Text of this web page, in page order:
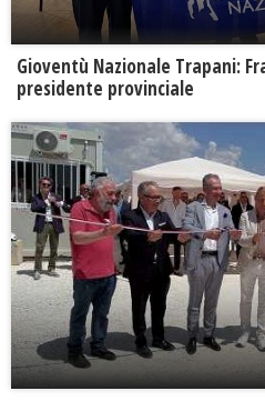
Gioventù Nazionale Trapani:
presidente provinciale